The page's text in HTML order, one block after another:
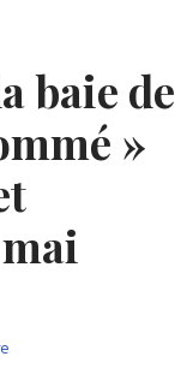
baie de
»